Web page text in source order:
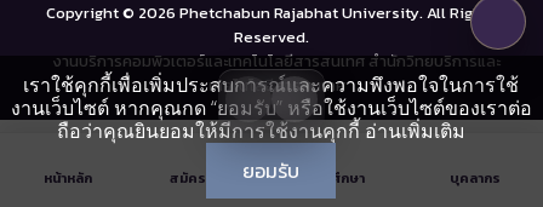
Copyright © 2026 Phetchabun Rajabhat University. All Rights
Reserved.
งานบริการคอมพิวเตอร์และเทคโนโลยีสารสนเทศ สำนักวิทยบริการและ
เทคโนโลยีสารสนเทศ
หน้าหลัก สมัครเรียน นักศึกษา บุคลากร
เราใช้คุกกี้เพื่อเพิ่มประสบการณ์และความพึงพอใจในการใช้
งานเว็บไซต์ หากคุณกด “ยอมรับ” หรือใช้งานเว็บไซต์ของเราต่อ
ถือว่าคุณยินยอมให้มีการใช้งานคุกกี้ อ่านเพิ่มเติม
ยอมรับ